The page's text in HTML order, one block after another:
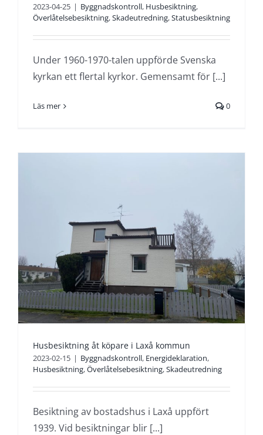
2023-04-25 | Byggnadskontroll, Husbesiktning,
Överlåtelsebesiktning,Skadeutredning,Statusbesiktning
Under 1960-1970-talen uppförde Svenska
kyrkan ett flertal kyrkor. Gemensamt för [...]
Läs mer 0
Husbesiktning åt köpare i Laxå kommun
2023-02-15 | Byggnadskontroll, Energideklaration,
Husbesiktning,Överlåtelsebesiktning,Skadeutredning
Besiktning av bostadshus i Laxå uppfört
1939. Vid besiktningar blir [...]